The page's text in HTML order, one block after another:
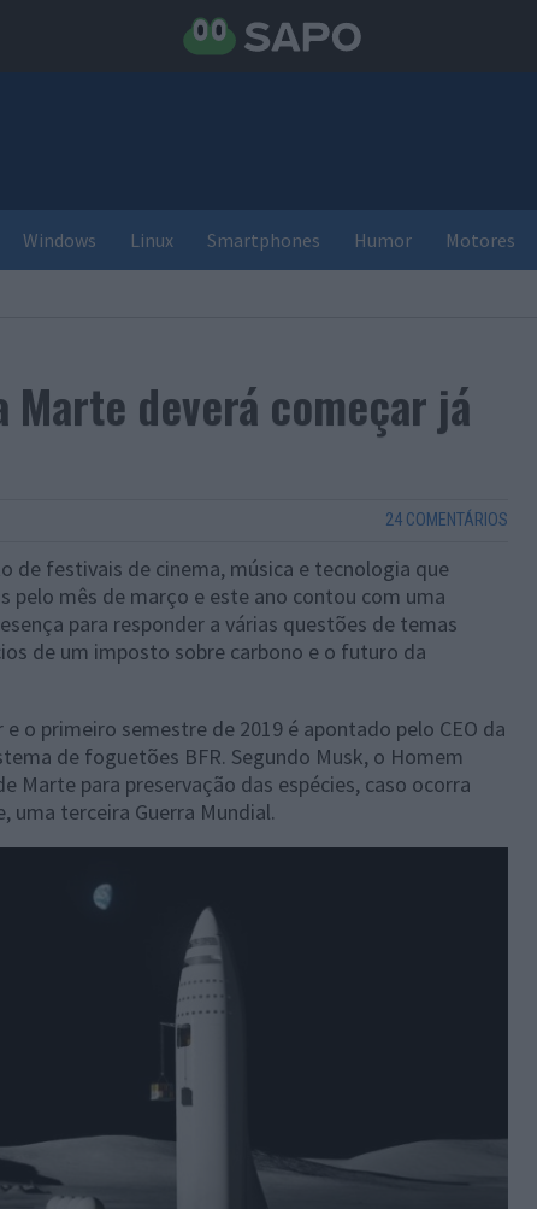
Windows Linux Smartphones Humor Motores
Marte deverá começar já
24 COMENTÁRIOS
de festivais de cinema, música e tecnologia que
pelo mês de março e este ano contou com uma
para responder a várias questões de temas
de um imposto sobre carbono e o futuro da
o primeiro semestre de 2019 é apontado pelo CEO da
de foguetões BFR. Segundo Musk, o Homem
Marte para preservação das espécies, caso ocorra
terceira Guerra Mundial.